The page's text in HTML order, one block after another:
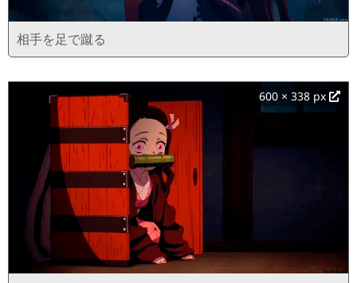
相手を足で蹴る
600 × 338 px